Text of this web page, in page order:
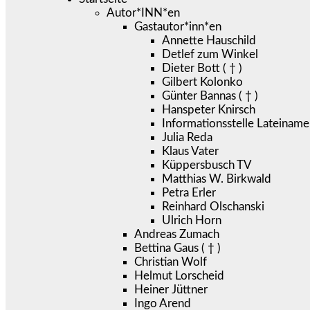
Autor*INN*en
Gastautor*inn*en
Annette Hauschild
Detlef zum Winkel
Dieter Bott ( † )
Gilbert Kolonko
Günter Bannas ( † )
Hanspeter Knirsch
Informationsstelle
Julia Reda
Klaus Vater
Küppersbusch TV
Matthias W. Birkwald
Petra Erler
Reinhard Olschanski
Ulrich Horn
Andreas Zumach
Bettina Gaus ( † )
Christian Wolf
Helmut Lorscheid
Heiner Jüttner
Ingo Arend